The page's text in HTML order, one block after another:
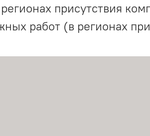
присутствия
работ (в регионах